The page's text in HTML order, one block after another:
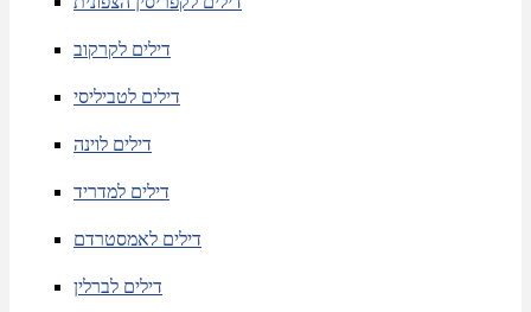
דילים לקרקוב
דילים לטביליסי
דילים לוינה
דילים למדריד
דילים לאמסטרדם
דילים לברלין